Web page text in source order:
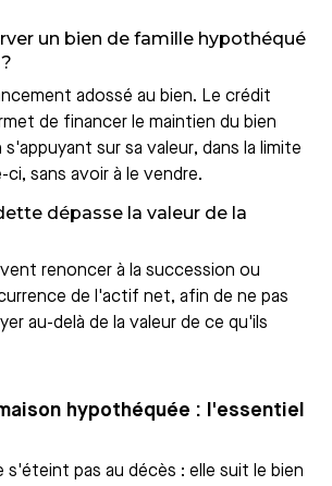
un bien de famille hypothéqué
adossé au bien. Le crédit
de financer le maintien du bien
s'appuyant sur sa valeur, dans la limite
sans avoir à le vendre.
dépasse la valeur de la
renoncer à la succession ou
de l'actif net, afin de ne pas
au-delà de la valeur de ce qu'ils
hypothéquée : l'essentiel
s'éteint pas au décès : elle suit le bien